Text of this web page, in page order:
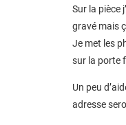
Sur la pièce
gravé mais
Je met les
sur la porte
Un peu
adresse